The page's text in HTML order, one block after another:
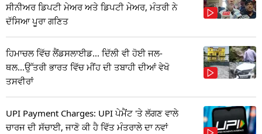
ਸੀਨੀਅਰ ਡਿਪਟੀ ਮੇਅਰ ਅਤੇ ਡਿਪਟੀ ਮੇਅਰ, ਮੰਤਰੀ ਨੇ
ਦੱਸਿਆ ਪੂਰਾ ਗਣਿਤ
ਹਿਮਾਚਲ ਵਿੱਚ ਲੈਂਡਸਲਾਈਡ... ਦਿੱਲੀ ਵੀ ਹੋਈ ਜਲ-
ਥਲ...ਉੱਤਰੀ ਭਾਰਤ ਵਿੱਚ ਮੀਂਹ ਦੀ ਤਬਾਹੀ ਦੀਆਂ ਵੇਖੋ
ਤਸਵੀਰਾਂ
UPI Payment Charges: UPI ਪੇਮੈਂਟ 'ਤੇ ਲੱਗਣ ਵਾਲੇ
ਚਾਰਜ ਦੀ ਸੱਚਾਈ, ਜਾਣੋ ਕੀ ਹੈ ਵਿੱਤ ਮੰਤਰਾਲੇ ਦਾ ਨਵਾਂ